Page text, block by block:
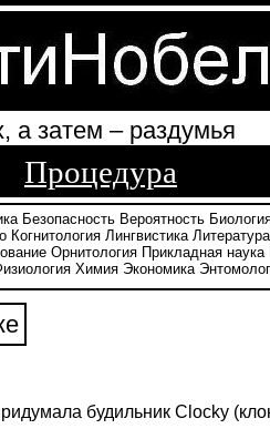
а затем – раздумья
Процедура
Безопасность Вероятность
Когнитология Лингвистика Литература
Орнитология Прикладная наука
Химия Экономика
будильник Clocky